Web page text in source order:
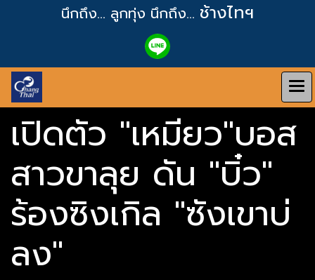
นึกถึง... ลูกทุ่ง นึกถึง... ช้างไทฯ
เปิดตัว "เหมียว"บอส
สาวขาลุย ดัน "บิ๋ว"
ร้องซิงเกิล "ซังเขาบ่
ลง"